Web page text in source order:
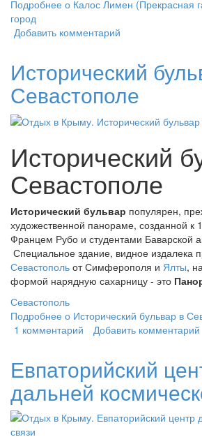
Подробнее о Калос Лимен (Прекрасная
город
Добавить комментарий
Исторический
Севастополе
Исторический
Севастополе
Исторический бульвар популярен,
художественной панораме, созданной к
Францем Рубо и студентами Баварской
Специальное здание, видное издалека
Севастополь от Симферополя и Ялты,
формой нарядную сахарницу - это
Севастополь
Подробнее о Исторический бульвар в
1 комментарий
Добавить комментарий
Евпаторийский
дальней